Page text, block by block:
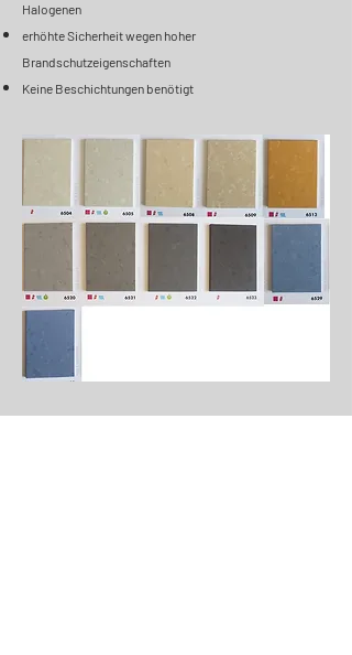
Halogenen
erhöhte Sicherheit wegen hoher
Brandschutzeigenschaften
Keine Beschichtungen benötigt